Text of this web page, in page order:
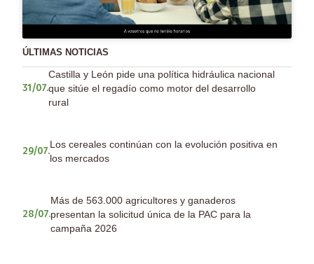
ÚLTIMAS NOTICIAS
31/07.
Castilla y León pide una política hidráulica nacional
que sitúe el regadío como motor del desarrollo
rural
29/07.
Los cereales continúan con la evolución positiva en
los mercados
28/07.
Más de 563.000 agricultores y ganaderos
presentan la solicitud única de la PAC para la
campaña 2026